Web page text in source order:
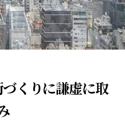
くりに謙虚に取